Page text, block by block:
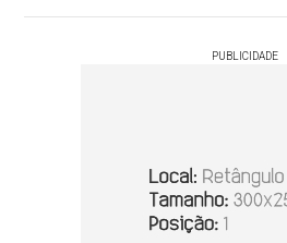
PUBLICIDADE